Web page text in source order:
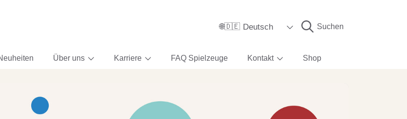
🌐🇩🇪 Deutsch Suchen
Über uns Karriere FAQ Spielzeuge Kontakt Shop